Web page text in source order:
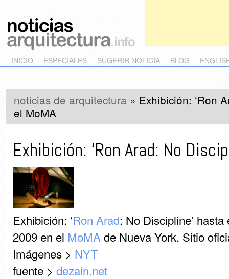
Main menu
Skip to primary content
Skip to secondary content
INICIO ESPECIALES SUGERIR NOTICIA BLOG
noticias de arquitectura » Exhibición: ‘Ron
el MoMA
Exhibición: ‘Ron Arad: No
Exhibición: ‘Ron Arad: No Discipline’
2009 en el MoMA de Nueva York. Sitio
Imágenes > NYT
fuente > dezain.net